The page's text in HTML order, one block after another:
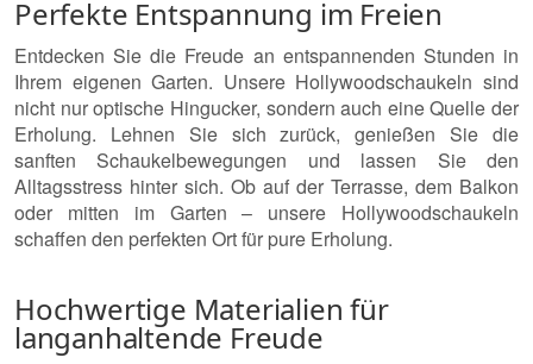
Perfekte Entspannung im Freien
Entdecken Sie die Freude an entspannenden Stunden in
Ihrem eigenen Garten. Unsere Hollywoodschaukeln sind
nicht nur optische Hingucker, sondern auch eine Quelle der
Erholung. Lehnen Sie sich zurück, genießen Sie die
sanften Schaukelbewegungen und lassen Sie den
Alltagsstress hinter sich. Ob auf der Terrasse, dem Balkon
oder mitten im Garten – unsere Hollywoodschaukeln
schaffen den perfekten Ort für pure Erholung.
Hochwertige Materialien für
langanhaltende Freude